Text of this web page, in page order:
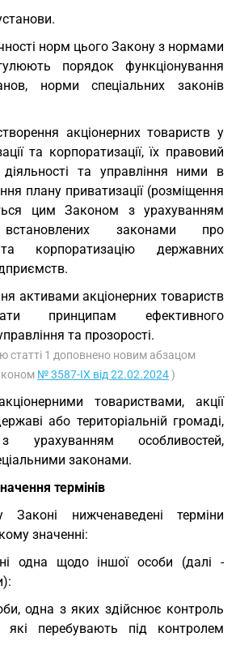
норм цього Закону з нормами
порядок функціонування
норми спеціальних законів
акціонерних товариств у
та корпоратизації, їх правовий
та управління ними в
плану приватизації (розміщення
цим Законом з урахуванням
встановлених законами про
корпоратизацію державних
активами акціонерних товариств
принципам ефективного
та прозорості.
статті 1 доповнено новим абзацом
№ 3587-IX від 22.02.2024)
товариствами, акції
або територіальній громаді,
урахуванням особливостей,
законами.
термінів
нижченаведені терміни
значенні:
одна щодо іншої особи (далі -
одна з яких здійснює контроль
перебувають під контролем